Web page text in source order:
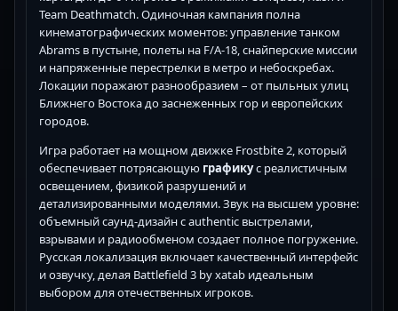
Team Deathmatch. Одиночная кампания полна
кинематографических моментов: управление танком
Abrams в пустыне, полеты на F/A-18, снайперские миссии
и напряженные перестрелки в метро и небоскребах.
Локации поражают разнообразием – от пыльных улиц
Ближнего Востока до заснеженных гор и европейских
городов.
Игра работает на мощном движке Frostbite 2, который
обеспечивает потрясающую графикус реалистичным
освещением, физикой разрушений и
детализированными моделями. Звук на высшем уровне:
объемный саунд-дизайн с authentic выстрелами,
взрывами и радиообменом создает полное погружение.
Русская локализация включает качественный интерфейс
и озвучку, делая Battlefield 3 by xatab идеальным
выбором для отечественных игроков.